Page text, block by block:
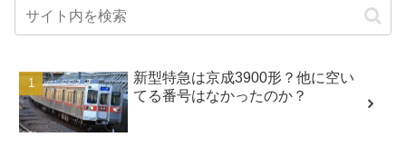
新型特急は京成3900形？他に空い
てる番号はなかったのか？